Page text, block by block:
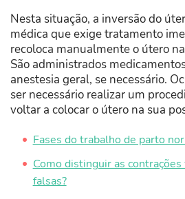
Nesta situação, a inversão do
médica que exige tratamento
recoloca manualmente o útero
São administrados
anestesia geral, se necessário.
ser necessário realizar um
voltar a colocar o útero na sua
Fases do trabalho de parto
Como distinguir as contrações
falsas?